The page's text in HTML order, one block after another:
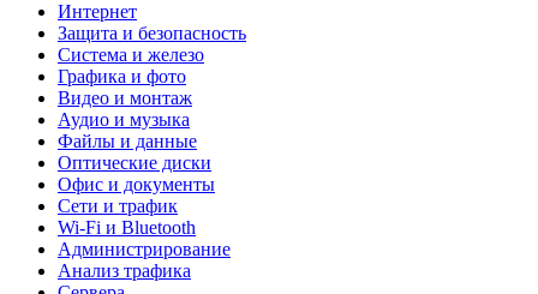
Интернет
Защита и безопасность
Система и железо
Графика и фото
Видео и монтаж
Аудио и музыка
Файлы и данные
Оптические диски
Офис и документы
Сети и трафик
Wi-Fi и Bluetooth
Администрирование
Анализ трафика